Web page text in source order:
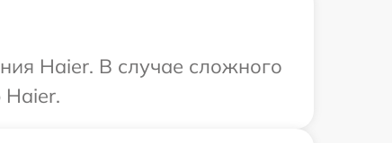
Haier. В случае сложного